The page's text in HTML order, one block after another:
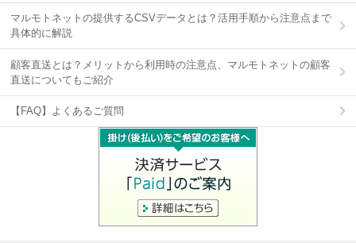
マルモトネットの提供するCSVデータとは？活用手順から注意点まで
具体的に解説
顧客直送とは？メリットから利用時の注意点、マルモトネットの顧客
直送についてもご紹介
【FAQ】よくあるご質問